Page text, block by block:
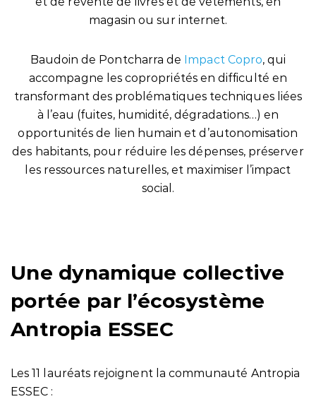
magasin ou sur internet.
Baudoin de Pontcharra de Impact Copro, qui
accompagne les copropriétés en difficulté en
transformant des problématiques techniques liées
à l’eau (fuites, humidité, dégradations…) en
opportunités de lien humain et d’autonomisation
des habitants, pour réduire les dépenses, préserver
les ressources naturelles, et maximiser l’impact
social.
Une dynamique collective
portée par l’écosystème
Antropia ESSEC
Les 11 lauréats rejoignent la communauté Antropia
ESSEC :